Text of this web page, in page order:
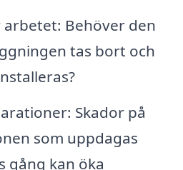
Behöver den
tas bort och
Skador på
som uppdagas
gång kan öka